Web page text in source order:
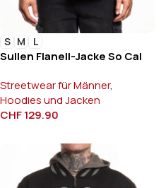
S M L
Sullen Flanell-Jacke So Cal
Streetwear für Männer,
Hoodies und Jacken
CHF129.90